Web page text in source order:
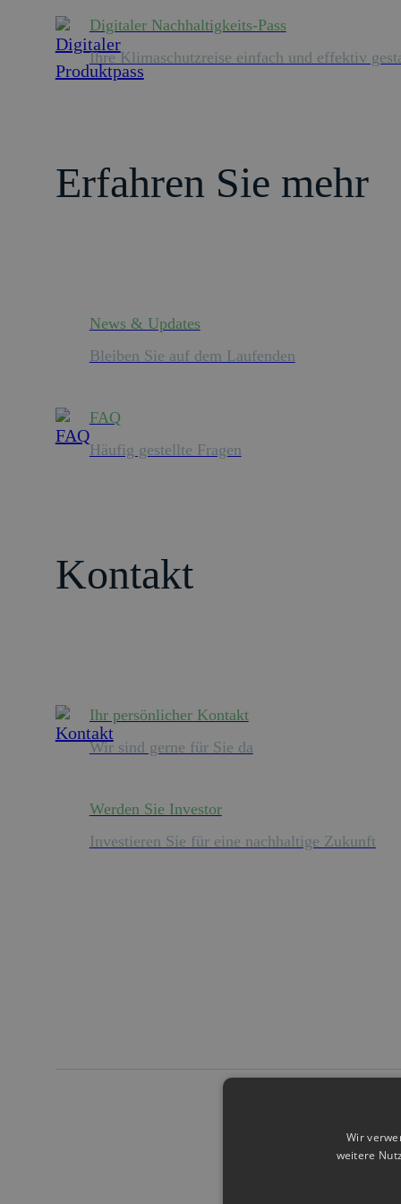
Digitaler Nachhaltigkeits-Pass
Ihre Klimaschutzreise einfach und effektiv
Erfahren Sie mehr
News & Updates
Bleiben Sie auf dem Laufenden
FAQ
Häufig gestellte Fragen
Kontakt
Ihr persönlicher Kontakt
Wir sind gerne für Sie da
Werden Sie Investor
Investieren Sie für eine nachhaltige Zukunft
Wir
weitere